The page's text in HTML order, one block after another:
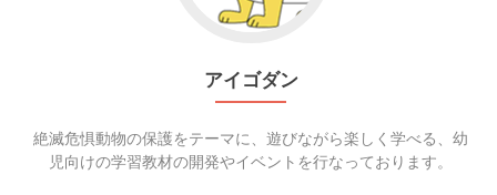
ゴ
ン
アイゴダン
絶滅危惧動物の保護をテーマに、遊びながら楽しく学べる、幼
児向けの学習教材の開発やイベントを行なっております。